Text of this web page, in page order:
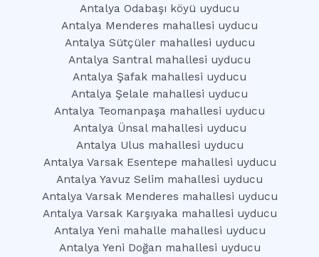
Antalya Odabaşı köyü uyducu
Antalya Menderes mahallesi uyducu
Antalya Sütçüler mahallesi uyducu
Antalya Santral mahallesi uyducu
Antalya Şafak mahallesi uyducu
Antalya Şelale mahallesi uyducu
Antalya Teomanpaşa mahallesi uyducu
Antalya Ünsal mahallesi uyducu
Antalya Ulus mahallesi uyducu
Antalya Varsak Esentepe mahallesi uyducu
Antalya Yavuz Selim mahallesi uyducu
Antalya Varsak Menderes mahallesi uyducu
Antalya Varsak Karşıyaka mahallesi uyducu
Antalya Yeni mahalle mahallesi uyducu
Antalya Yeni Doğan mahallesi uyducu